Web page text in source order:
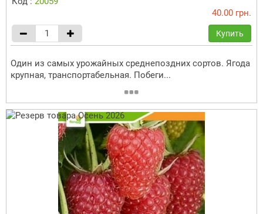
40.00 грн.
Купить
Один из самых урожайных среднепоздних сортов. Ягода
крупная, транспортабельная. Побеги...